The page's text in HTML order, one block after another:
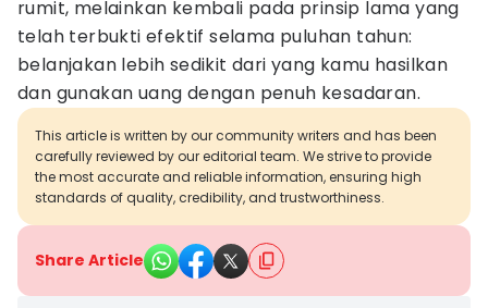
rumit, melainkan kembali pada prinsip lama yang
telah terbukti efektif selama puluhan tahun:
belanjakan lebih sedikit dari yang kamu hasilkan
dan gunakan uang dengan penuh kesadaran.
This article is written by our community writers and has been
carefully reviewed by our editorial team. We strive to provide
the most accurate and reliable information, ensuring high
standards of quality, credibility, and trustworthiness.
Share Article